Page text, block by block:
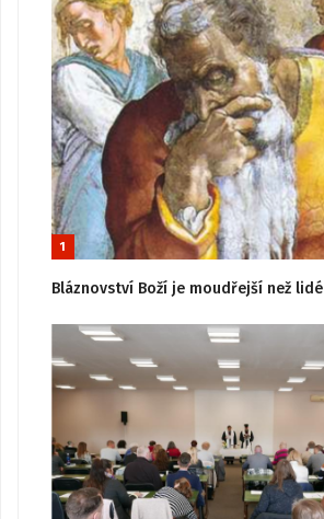
1
Bláznovství Boží je moudřejší než lidé